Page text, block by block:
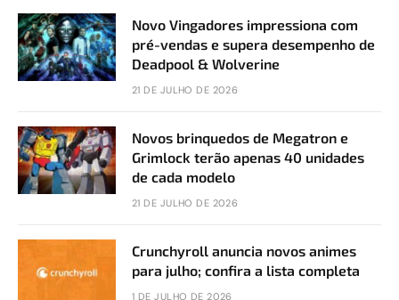
Novo Vingadores impressiona com
pré-vendas e supera desempenho de
Deadpool & Wolverine
21 DE JULHO DE 2026
Novos brinquedos de Megatron e
Grimlock terão apenas 40 unidades
de cada modelo
21 DE JULHO DE 2026
Crunchyroll anuncia novos animes
para julho; confira a lista completa
1 DE JULHO DE 2026